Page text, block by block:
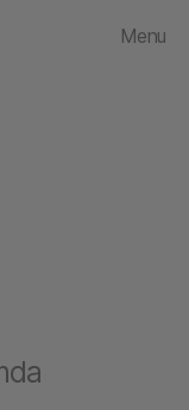
Menu